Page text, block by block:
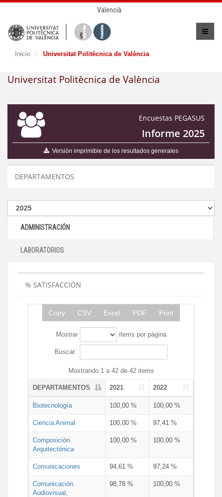
Valencià
Inicio Universitat Politècnica de València
Universitat Politècnica de València
Encuestas PEGASUS
Informe 2025
Versión imprimible de los resultados generales
DEPARTAMENTOS
ADMINISTRACIÓN
LABORATORIOS
% SATISFACCIÓN
Copy CSV Excel PDF Print
Mostrar items por página
Buscar:
Mostrando 1 a 42 de 42 items
DEPARTAMENTOS 2021 2022
Biotecnología 100,00 % 100,00 %
Ciencia Animal 100,00 % 97,41 %
Composición
Arquitectónica
100,00 % 100,00 %
Comunicaciones 94,61 % 97,24 %
Comunicación
Audiovisual,
98,78 % 100,00 %